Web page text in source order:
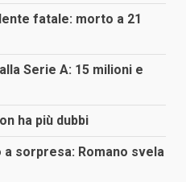
fatale: morto a 21
Serie A: 15 milioni e
ha più dubbi
a sorpresa: Romano svela